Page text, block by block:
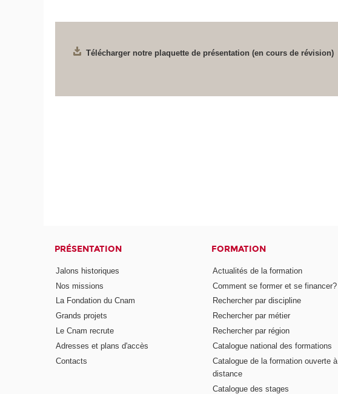
Télécharger notre plaquette de présentation (en cours de révision)
PRÉSENTATION
Jalons historiques
Nos missions
La Fondation du Cnam
Grands projets
Le Cnam recrute
Adresses et plans d'accès
Contacts
FORMATION
Actualités de la formation
Comment se former et se financer?
Rechercher par discipline
Rechercher par métier
Rechercher par région
Catalogue national des formations
Catalogue de la formation ouverte à
distance
Catalogue des stages